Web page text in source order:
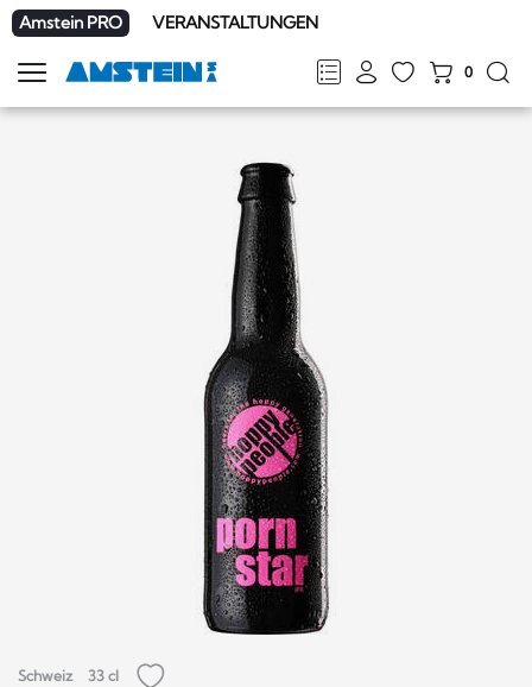
Amstein PRO VERANSTALTUNGEN
FRDEENIT
0
Navigation
zeigen
Schweiz 33 cl